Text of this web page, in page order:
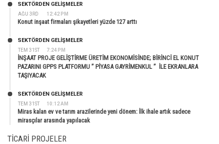
AĞU 3RD 12:42 PM
SEKTÖRDEN GELIŞMELER
Konut inşaat firmaları şikayetleri yüzde 127 arttı
TEM 31ST 7:24 PM
SEKTÖRDEN GELIŞMELER
İNŞAAT PROJE GELİŞTİRME ÜRETİM EKONOMİSİNDE; BİRİNCİ EL KONUT
PAZARINI GPPS PLATFORMU ” PİYASA GAYRİMENKUL ” İLE EKRANLARA
TAŞIYACAK
TEM 31ST 10:12 AM
SEKTÖRDEN GELIŞMELER
Miras kalan ev ve tarım arazilerinde yeni dönem: İlk ihale artık sadece
mirasçılar arasında yapılacak
TICARI PROJELER